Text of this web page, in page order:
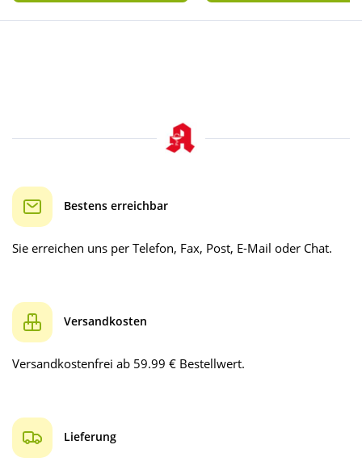
Bestens erreichbar
Sie erreichen uns per Telefon, Fax, Post, E-Mail oder Chat.
Versandkosten
Versandkostenfrei ab 59.99 € Bestellwert.
Lieferung